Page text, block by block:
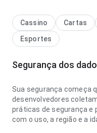
Cassino Cartas
Esportes
Segurança dos
Sua segurança começa
desenvolvedores
práticas de segurança e
com o uso, a região e a